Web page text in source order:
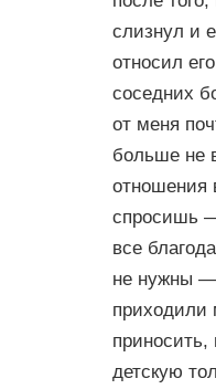
слизнул и
относил
соседних
от меня
больше не
отношения
спросишь —
все
не нужны —
приходили
детскую